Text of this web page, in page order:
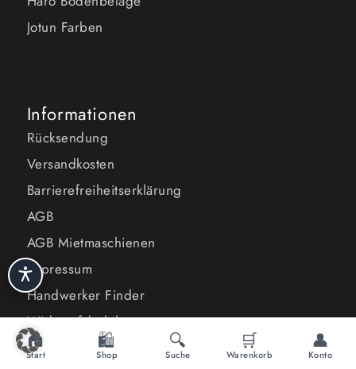
Jotun Farben
Informationen
Rücksendung
Versandkosten
Barrierefreiheitserklärung
AGB
AGB Mietmaschienen
Impressum
Handwerker Finder
Widerrufsbelehrung
Versandkosten Österreich
🏠
Start
🛍️
Shop
🔍
Suche
🛒
Warenkorb
👤
Konto